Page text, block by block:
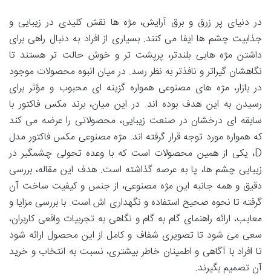
در دنیای پر زرق و برق آرایش، مژه ها نقش کلیدی در زیبایی و
جذابیت چشم ها ایفا می کنند. بسیاری از افراد به دنبال راهی برای
داشتن مژه هایی بلندتر، پرپشت تر و خوش حالت تر هستند تا
نگاهشان گیراتر و نافذتر به نظر رسد. در میان انبوه محصولات موجود
در بازار، مژه های مصنوعی همواره گزینه ای محبوب و مؤثر برای
رسیدن به این هدف بوده اند. در این میان، برند مکس فاکتور با
سابقه ای درخشان در صنعت زیبایی، محصولاتی را عرضه می کند
که همواره مورد توجه قرار گرفته اند. مژه مصنوعی مکس فاکتور مدل
D، یکی از همین محصولات است که با وعده تحولی چشمگیر در
زیبایی چشم ها، پا به عرصه گذاشته است. هدف این مقاله، بررسی
دقیق و همه جانبه این مژه مصنوعی، از جنس و کیفیت ساخت آن
گرفته تا نحوه صحیح استفاده و نگهداری اش است. با بررسی مزایا و
معایب، ارائه راهنمای گام به گام و نگاهی به تجربیات واقعی کاربران،
سعی می شود تا تصویری شفاف و کامل از این محصول ارائه شود
تا افراد با آگاهی و اطمینان خاطر بیشتری، نسبت به انتخاب و خرید
آن تصمیم بگیرند.